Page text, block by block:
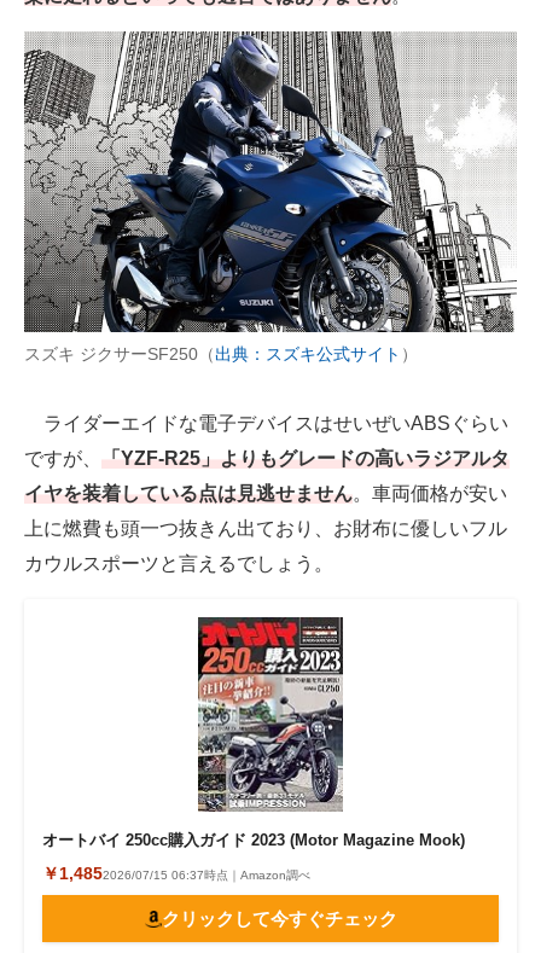
スズキ ジクサーSF250（出典：スズキ公式サイト ）
ライダーエイドな電子デバイスはせいぜいABSぐらい
ですが、 「YZF-R25」よりもグレードの高いラジアルタ
イヤを装着している点は見逃せません。車両価格が安い
上に燃費も頭一つ抜きん出ており、お財布に優しいフル
カウルスポーツと言えるでしょう。
オートバイ 250cc購入ガイド 2023 (Motor Magazine Mook)
￥1,4852026/07/15 06:37時点｜Amazon調べ
クリックして今すぐチェック